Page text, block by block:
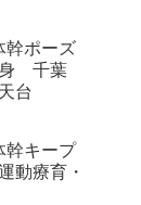
ポーズ
千葉
台
キープ
療育・